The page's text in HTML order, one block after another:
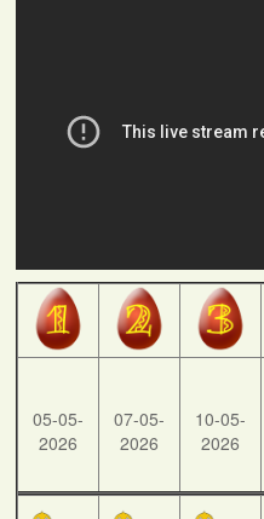
05-05-
2026
07-05-
2026
10-05-
2026